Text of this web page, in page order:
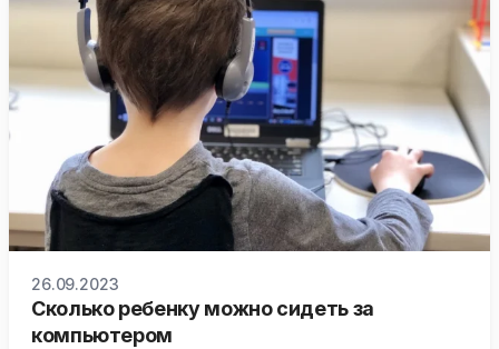
26.09.2023
Сколько ребенку можно сидеть за
компьютером